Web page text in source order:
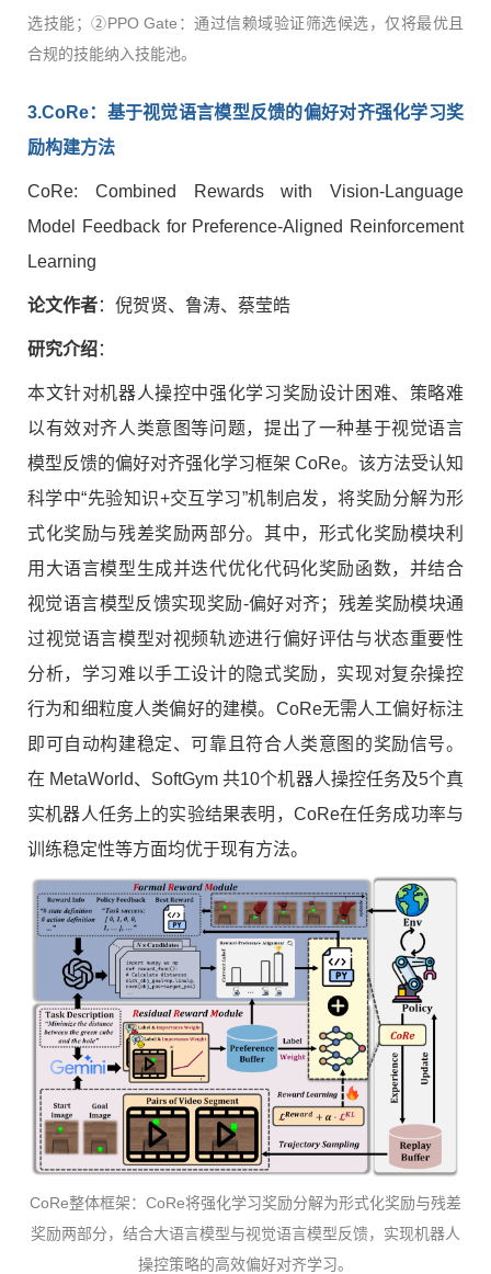
选技能；②PPO Gate：通过信赖域验证筛选候选，仅将最优且
合规的技能纳入技能池。
3.CoRe：基于视觉语言模型反馈的偏好对齐强化学习奖
励构建方法
CoRe: Combined Rewards with Vision-Language
Model Feedback for Preference-Aligned Reinforcement
Learning
论文作者：倪贺贤、鲁涛、蔡莹皓
研究介绍：
本文针对机器人操控中强化学习奖励设计困难、策略难
以有效对齐人类意图等问题，提出了一种基于视觉语言
模型反馈的偏好对齐强化学习框架 CoRe。该方法受认知
科学中“先验知识+交互学习”机制启发，将奖励分解为形
式化奖励与残差奖励两部分。其中，形式化奖励模块利
用大语言模型生成并迭代优化代码化奖励函数，并结合
视觉语言模型反馈实现奖励-偏好对齐；残差奖励模块通
过视觉语言模型对视频轨迹进行偏好评估与状态重要性
分析，学习难以手工设计的隐式奖励，实现对复杂操控
行为和细粒度人类偏好的建模。CoRe无需人工偏好标注
即可自动构建稳定、可靠且符合人类意图的奖励信号。
在 MetaWorld、SoftGym 共10个机器人操控任务及5个真
实机器人任务上的实验结果表明，CoRe在任务成功率与
训练稳定性等方面均优于现有方法。
CoRe整体框架：CoRe将强化学习奖励分解为形式化奖励与残差
奖励两部分，结合大语言模型与视觉语言模型反馈，实现机器人
操控策略的高效偏好对齐学习。